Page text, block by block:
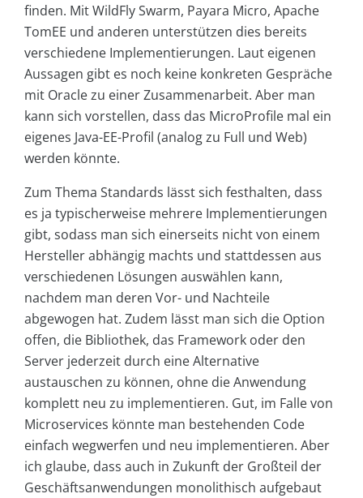
finden. Mit WildFly Swarm, Payara Micro, Apache
TomEE und anderen unterstützen dies bereits
verschiedene Implementierungen. Laut eigenen
Aussagen gibt es noch keine konkreten Gespräche
mit Oracle zu einer Zusammenarbeit. Aber man
kann sich vorstellen, dass das MicroProfile mal ein
eigenes Java-EE-Profil (analog zu Full und Web)
werden könnte.
Zum Thema Standards lässt sich festhalten, dass
es ja typischerweise mehrere Implementierungen
gibt, sodass man sich einerseits nicht von einem
Hersteller abhängig machts und stattdessen aus
verschiedenen Lösungen auswählen kann,
nachdem man deren Vor- und Nachteile
abgewogen hat. Zudem lässt man sich die Option
offen, die Bibliothek, das Framework oder den
Server jederzeit durch eine Alternative
austauschen zu können, ohne die Anwendung
komplett neu zu implementieren. Gut, im Falle von
Microservices könnte man bestehenden Code
einfach wegwerfen und neu implementieren. Aber
ich glaube, dass auch in Zukunft der Großteil der
Geschäftsanwendungen monolithisch aufgebaut